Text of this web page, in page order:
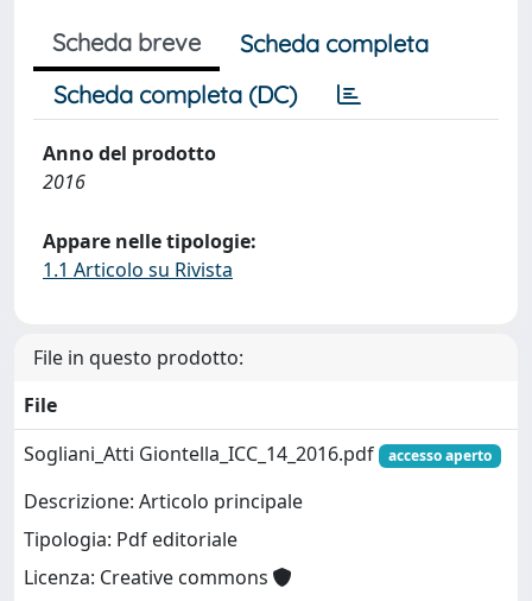
Scheda breve
Scheda completa
Scheda completa (DC)
Anno del prodotto
2016
Appare nelle tipologie:
1.1 Articolo su Rivista
File in questo prodotto:
File
Sogliani_Atti Giontella_ICC_14_2016.pdf
accesso aperto
Descrizione: Articolo principale
Tipologia: Pdf editoriale
Licenza: Creative commons